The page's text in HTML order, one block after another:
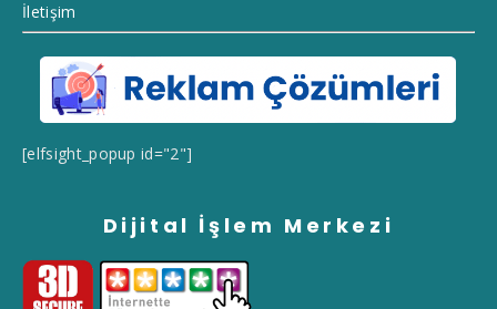
İletişim
[elfsight_popup id="2"]
Dijital İşlem Merkezi